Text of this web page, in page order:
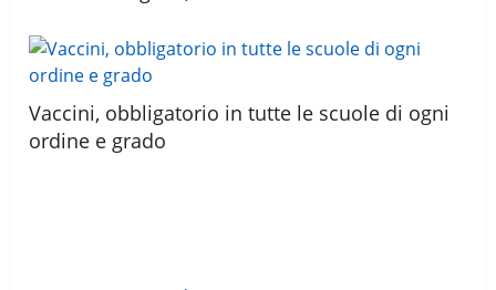
Vaccini, obbligatorio in tutte le scuole di ogni
ordine e grado